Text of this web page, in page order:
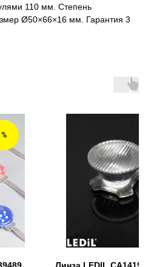
110 мм. Степень
Ø50×66×16 мм. Гарантия 3
%